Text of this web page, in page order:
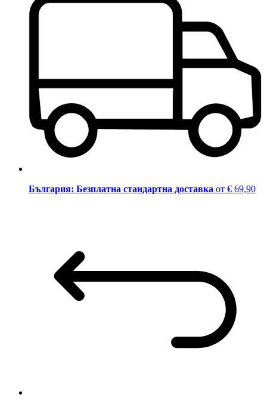
България: Безплатна стандартна доставка от € 69,90